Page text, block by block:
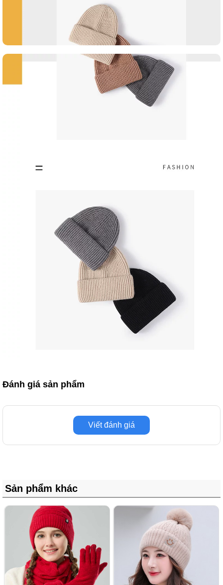
Đánh giá sản phẩm
Viết đánh giá
Sản phẩm khác